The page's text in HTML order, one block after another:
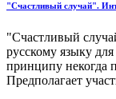
"Счастливый случай".
"Счастливый
русскому языку
принципу некогда
Предполагает